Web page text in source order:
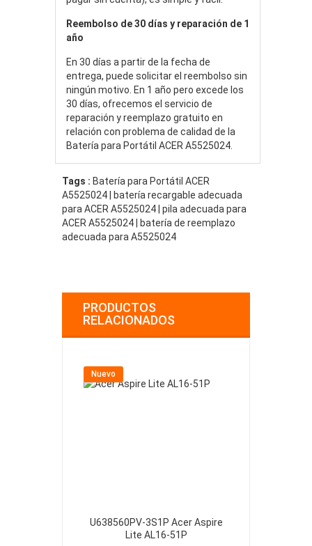
Reembolso de 30 días y reparación de 1
año
En 30 días a partir de la fecha de
entrega, puede solicitar el reembolso sin
ningún motivo. En 1 año pero excede los
30 días, ofrecemos el servicio de
reparación y reemplazo gratuito en
relación con problema de calidad de la
Batería para Portátil ACER A5525024.
Tags : Batería para Portátil ACER
A5525024 | batería recargable adecuada
para ACER A5525024 | pila adecuada para
ACER A5525024 | batería de reemplazo
adecuada para A5525024
PRODUCTOS
RELACIONADOS
Nuevo
U638560PV-3S1P Acer Aspire
Lite AL16-51P